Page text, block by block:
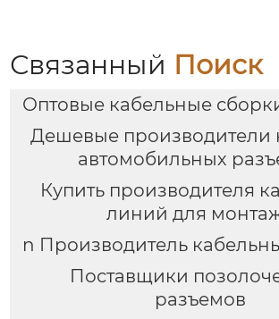
Связанный Поиск
Оптовые кабельные
Дешевые производители
автомобильных
Купить производителя
линий для
n Производитель
Поставщики
разъемов